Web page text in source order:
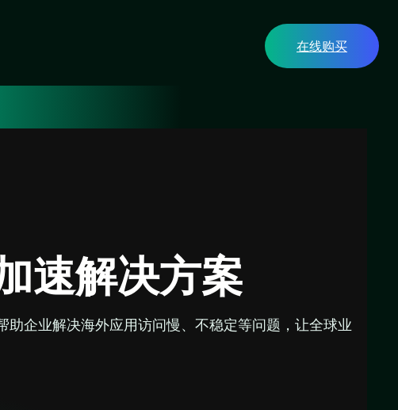
在线购买
速解决方案
企业解决海外应用访问慢、不稳定等问题，让全球业